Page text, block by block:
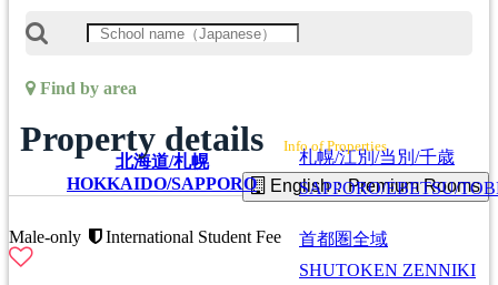
Find by area
北海道/札幌
HOKKAIDO/SAPPORO
札幌/江別/当別/千歳
SAPPORO/EBETSU/
首都圏全域
SHUTOKEN ZENNIKI
Property details Info of Properties
English：Premium Rooms
Male-only International Student Fee